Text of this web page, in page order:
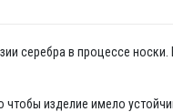
серебра в процессе
изделие имело